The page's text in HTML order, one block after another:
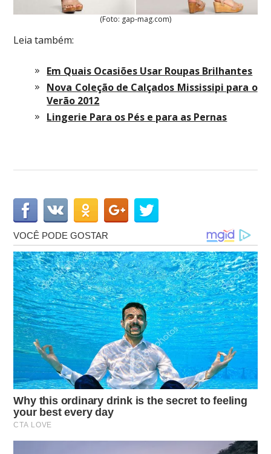
(Foto: gap-mag.com)
Leia também:
Em Quais Ocasiões Usar Roupas Brilhantes
Nova Coleção de Calçados Mississipi para o
Verão 2012
Lingerie Para os Pés e para as Pernas